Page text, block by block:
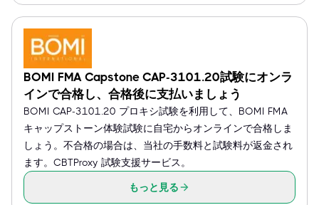
BOMI FMA Capstone CAP-3101.20試験にオンラ
インで合格し、合格後に支払いましょう
BOMI CAP-3101.20 プロキシ試験を利用して、BOMI FMA
キャップストーン体験試験に自宅からオンラインで合格しま
しょう。不合格の場合は、当社の手数料と試験料が返金され
ます。CBTProxy 試験支援サービス。
もっと見る